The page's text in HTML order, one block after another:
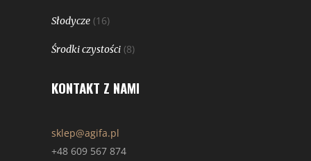
Słodycze (16)
Środki czystości (8)
KONTAKT Z NAMI
sklep@agifa.pl
+48 609 567 874